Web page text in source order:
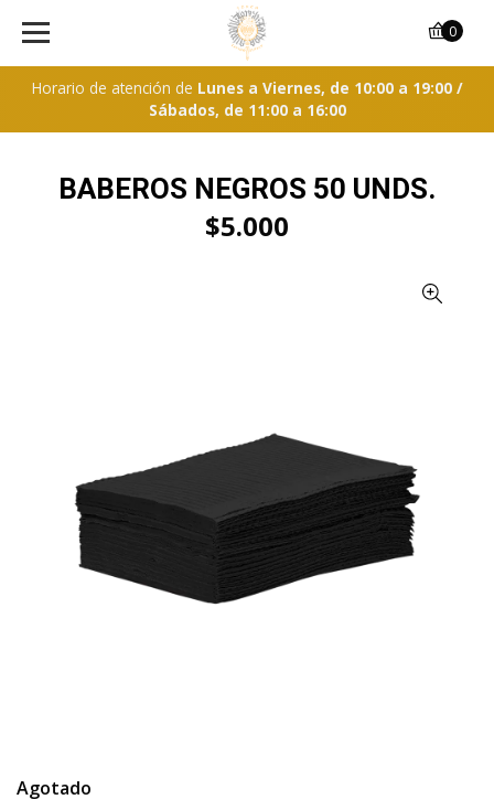
Horario de atención de Lunes a Viernes, de 10:00 a 19:00 /
Sábados, de 11:00 a 16:00
0
BABEROS NEGROS 50 UNDS.
$5.000
Agotado